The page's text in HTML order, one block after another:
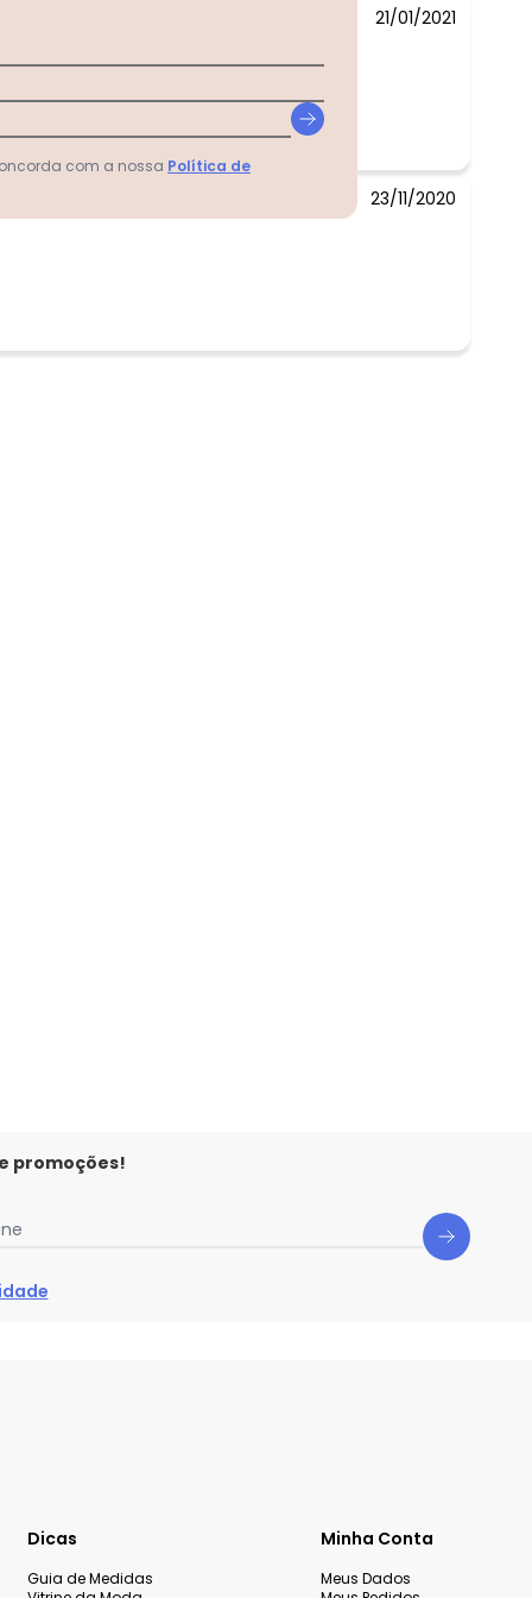
21/01/2021
23/11/2020
promoções!
Dicas
Guia de Medidas
Minha Conta
Meus Dados
com a nossa Política de